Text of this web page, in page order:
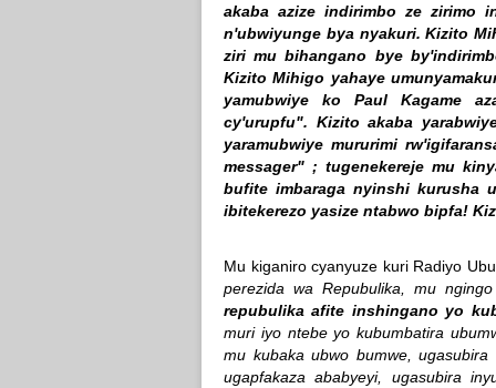
akaba azize indirimbo ze zirimo
n'ubwiyunge bya nyakuri. Kizito
ziri mu bihangano bye
Kizito Mihigo yahaye
yamubwiye ko Paul Kagame
cy'urupfu". Kizito akaba
yaramubwiye mururimi
messager" ; tugenekereje mu
bufite imbaraga nyinshi kurusha
ibitekerezo yasize ntabwo bipfa!
Mu kiganiro cyanyuze kuri Radiyo
perezida wa Repubulika, mu
repubulika afite inshingano yo
muri iyo ntebe yo kubumbatira
mu kubaka ubwo bumwe,
ugapfakaza ababyeyi, ugasubira